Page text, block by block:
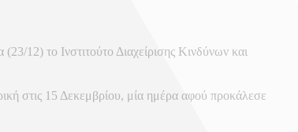
12) το Ινστιτούτο Διαχείρισης Κινδύνων και
στις 15 Δεκεμβρίου, μία ημέρα αφού προκάλεσε